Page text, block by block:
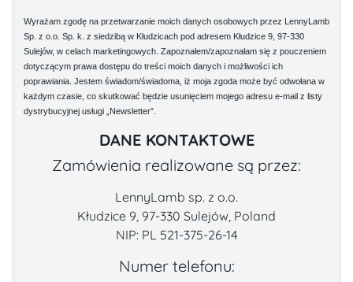
Wyrażam zgodę na przetwarzanie moich danych osobowych przez LennyLamb
Sp. z o.o. Sp. k. z siedzibą w Kłudzicach pod adresem Kłudzice 9, 97-330
Sulejów, w celach marketingowych. Zapoznałem/zapoznałam się z pouczeniem
dotyczącym prawa dostępu do treści moich danych i możliwości ich
poprawiania. Jestem świadom/świadoma, iż moja zgoda może być odwołana w
każdym czasie, co skutkować będzie usunięciem mojego adresu e-mail z listy
dystrybucyjnej usługi „Newsletter”.
DANE KONTAKTOWE
Zamówienia realizowane są przez:
LennyLamb sp. z o.o.
Kłudzice 9, 97-330 Sulejów, Poland
NIP: PL 521-375-26-14
Numer telefonu: